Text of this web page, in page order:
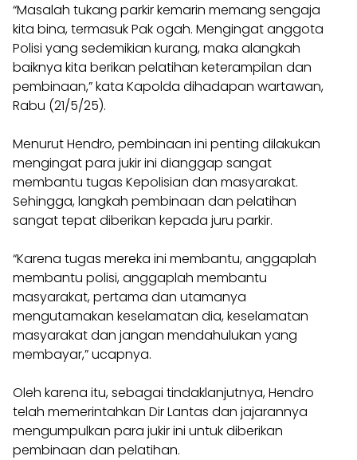
“Masalah tukang parkir kemarin memang sengaja
kita bina, termasuk Pak ogah. Mengingat anggota
Polisi yang sedemikian kurang, maka alangkah
baiknya kita berikan pelatihan keterampilan dan
pembinaan,” kata Kapolda dihadapan wartawan,
Rabu (21/5/25).
Menurut Hendro, pembinaan ini penting dilakukan
mengingat para jukir ini dianggap sangat
membantu tugas Kepolisian dan masyarakat.
Sehingga, langkah pembinaan dan pelatihan
sangat tepat diberikan kepada juru parkir.
“Karena tugas mereka ini membantu, anggaplah
membantu polisi, anggaplah membantu
masyarakat, pertama dan utamanya
mengutamakan keselamatan dia, keselamatan
masyarakat dan jangan mendahulukan yang
membayar,” ucapnya.
Oleh karena itu, sebagai tindaklanjutnya, Hendro
telah memerintahkan Dir Lantas dan jajarannya
mengumpulkan para jukir ini untuk diberikan
pembinaan dan pelatihan.